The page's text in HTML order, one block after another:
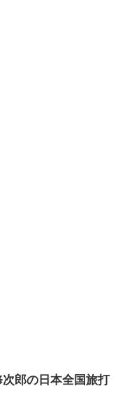
次郎の日本全国旅打